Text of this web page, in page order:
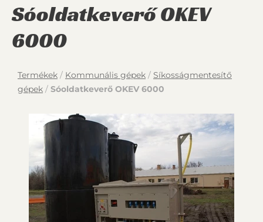
Sóoldatkeverő OKEV
6000
Termékek / Kommunális gépek / Síkosságmentesítő
gépek / Sóoldatkeverő OKEV 6000